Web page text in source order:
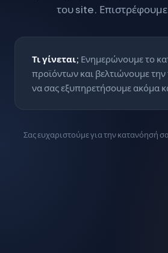
του site.
Τι γίνεται; Ενημερώνουμε το
προϊόντων και βελτιώνουμε
να σας εξυπηρετήσουμε ακόμα
Σας ευχαριστούμε για την κατανόησή